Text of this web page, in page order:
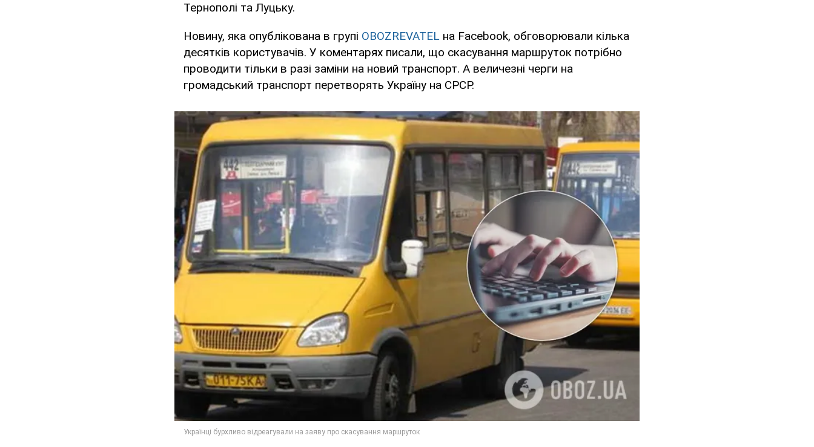
Тернополі та Луцьку.
Новину, яка опублікована в групі OBOZREVATEL на Facebook, обговорювали кілька
десятків користувачів. У коментарях писали, що скасування маршруток потрібно
проводити тільки в разі заміни на новий транспорт. А величезні черги на
громадський транспорт перетворять Україну на СРСР.